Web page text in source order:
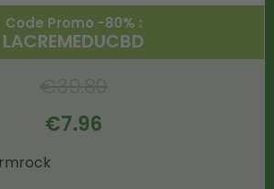
Code Promo -80% :
LACREMEDUCBD
€7.96